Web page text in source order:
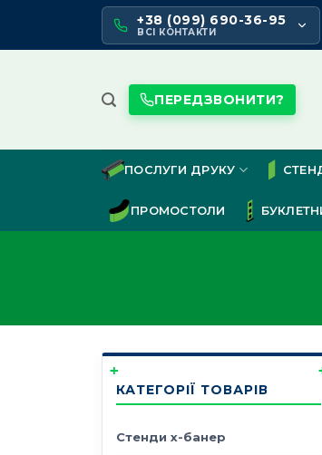
content
+38 (099) 690-36-95
ВСІ КОНТАКТИ
ПЕРЕДЗВОНИТИ?
ПОСЛУГИ ДРУКУ
ПРОМОСТОЛИ
КАТЕГОРІЇ ТОВАРІВ
Стенди х-банер